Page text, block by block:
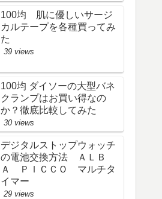
100均 肌に優しいサージ
カルテープを各種買ってみ
た
39 views
100均 ダイソーの大型バネ
クランプはお買い得なの
か？徹底比較してみた
30 views
デジタルストップウォッチ
の電池交換方法 ＡＬＢ
Ａ ＰＩＣＣＯ マルチタ
イマー
29 views